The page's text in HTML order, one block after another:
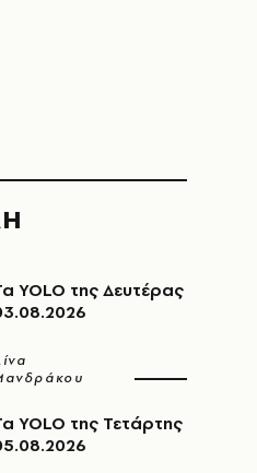
YOLO της Δευτέρας
YOLO της Τετάρτης